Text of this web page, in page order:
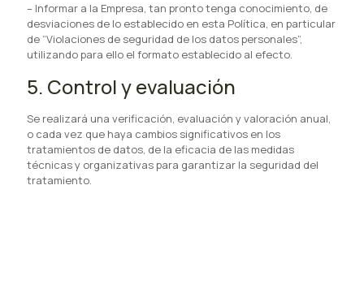
– Informar a la Empresa, tan pronto tenga conocimiento, de
desviaciones de lo establecido en esta Política, en particular
de “Violaciones de seguridad de los datos personales”,
utilizando para ello el formato establecido al efecto.
5. Control y evaluación
Se realizará una verificación, evaluación y valoración anual,
o cada vez que haya cambios significativos en los
tratamientos de datos, de la eficacia de las medidas
técnicas y organizativas para garantizar la seguridad del
tratamiento.